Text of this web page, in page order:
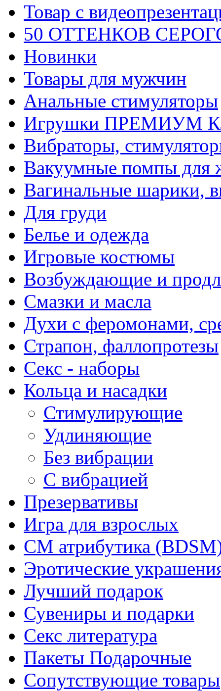
Товар с
50 ОТТЕНКОВ
Новинки
Товары для мужчин
Анальные стимуляторы
Игрушки ПРЕМИУМ
Вибраторы,
Вакуумные помпы для
Вагинальные шарики,
Для груди
Белье и одежда
Игровые костюмы
Возбуждающие и
Смазки и масла
Духи с феромонами,
Страпон, фаллопротезы
Секс - наборы
Кольца и насадки
Стимулирующие
Удлиняющие
Без вибрации
С вибрацией
Презервативы
Игра для взрослых
СМ атрибутика
Эротические
Лучший подарок
Сувениры и подарки
Секс литература
Пакеты Подарочные
Сопутствующие товары